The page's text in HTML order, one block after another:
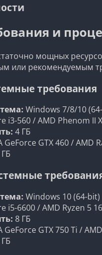
и
мощных
или рекомендуемым
требования
Windows 7/8/10
i3-560 / AMD Phenom II
4 ГБ
GeForce GTX 460 / AMD
Windows 10 (64-bit)
i5-6600 / AMD Ryzen 5
8 ГБ
GeForce GTX 750 Ti /